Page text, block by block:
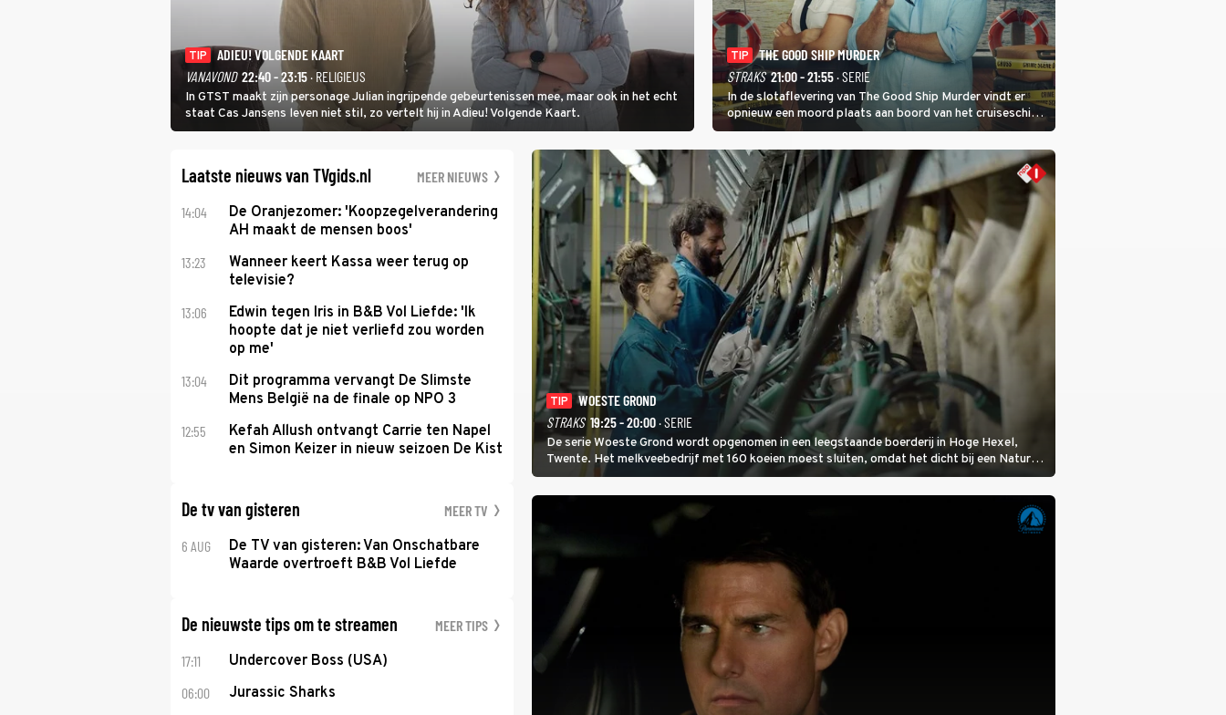
TIP
ADIEU! VOLGENDE KAART
VANAVOND 22:40 - 23:15· RELIGIEUS
In GTST maakt zijn personage Julian ingrijpende gebeurtenissen mee, maar ook in het echt
staat Cas Jansens leven niet stil, zo vertelt hij in Adieu! Volgende Kaart.
TIP
THE GOOD SHIP MURDER
STRAKS 21:00 - 21:55· SERIE
In de slotaflevering van The Good Ship Murder vindt er
opnieuw een moord plaats aan boord van het cruiseschip,
waarbij dit keer een bemanningslid het slachtoffer is en
kapitein Marlowe de dader lijkt te zijn.
Laatste nieuws van TVgids.nl MEER NIEUWS
14:04
De Oranjezomer: 'Koopzegelverandering
AH maakt de mensen boos'
13:23
Wanneer keert Kassa weer terug op
televisie?
13:06
Edwin tegen Iris in B&B Vol Liefde: 'Ik
hoopte dat je niet verliefd zou worden
op me'
13:04
Dit programma vervangt De Slimste
Mens België na de finale op NPO 3
12:55
Kefah Allush ontvangt Carrie ten Napel
en Simon Keizer in nieuw seizoen De Kist
De tv van gisteren MEER TV
6 AUG
De TV van gisteren: Van Onschatbare
Waarde overtroeft B&B Vol Liefde
De nieuwste tips om te streamen MEER TIPS
17:11 Undercover Boss (USA)
06:00 Jurassic Sharks
TIP
WOESTE GROND
STRAKS 19:25 - 20:00· SERIE
De serie Woeste Grond wordt opgenomen in een leegstaande boerderij in Hoge Hexel,
Twente. Het melkveebedrijf met 160 koeien moest sluiten, omdat het dicht bij een Natura
2000-gebied ligt. In de serie heerst er een gevaarlijke veeziekte.